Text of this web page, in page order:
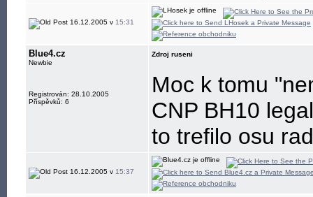
16.12.2005 v 15:31
Blue4.cz
Newbie
Registrován: 28.10.2005
Příspěvků: 6
Zdroj ruseni
Moc k tomu
CNP BH10
to trefilo osu
16.12.2005 v 15:37